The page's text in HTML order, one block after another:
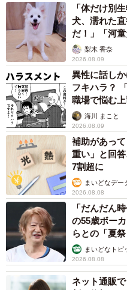
る優しい子になってくれた
たくさんしてのびのび育
◇ ◇
動画は現在452万再生され
ほっこりします」「見つめ
い」「最高の食卓♡」「人
あ」「じいじのお顔が幸せ
なさんリピートが止まらな
また、「日々の語りかけが
ゃん言葉で話し掛けない事
ね…」「1歳の子を赤ちゃ
ですね。癒されました」な
対等にコミュニケーション
せられています。
「体だけ別
犬、濡れた
だ！」「河
梨木 香奈
2026.08.09
異性に話し
フキハラ？
職場で悩む上
海川 まこと
2026.08.09
補助があっ
重い」と回
7割超に
まいどなデー
2026.08.08
「だんだん
の55歳ボー
らとの「夏
まいどなトピ
2026.08.08
ネット通販